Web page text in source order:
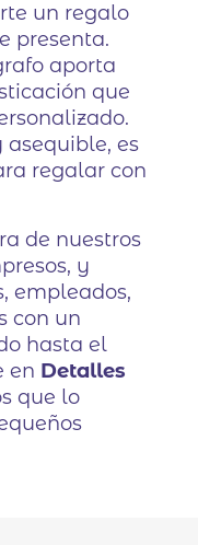
un regalo
presenta.
aporta
que
asequible, es
regalar con
de nuestros
y
empleados,
con un
hasta el
en Detalles
que lo